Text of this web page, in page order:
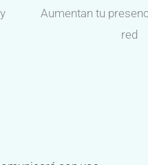
Aumentan tu
red